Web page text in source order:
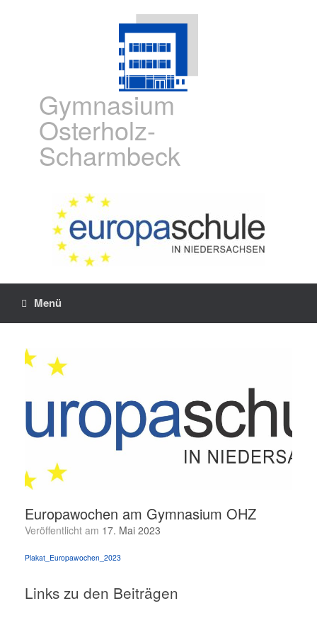
Gymnasium
Osterholz-
Scharmbeck
Menü
Europawochen am Gymnasium OHZ
Veröffentlicht am 17. Mai 2023
Plakat_Europawochen_2023
Links zu den Beiträgen